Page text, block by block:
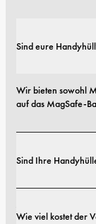
Sind eure
Wir bieten sowohl
auf das MagSafe-
Sind Ihre
Optionen von
Wie viel kostet der